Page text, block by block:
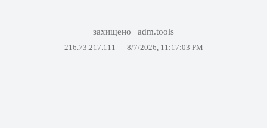
захищено adm.tools
216.73.217.111 — 8/7/2026, 11:17:03 PM